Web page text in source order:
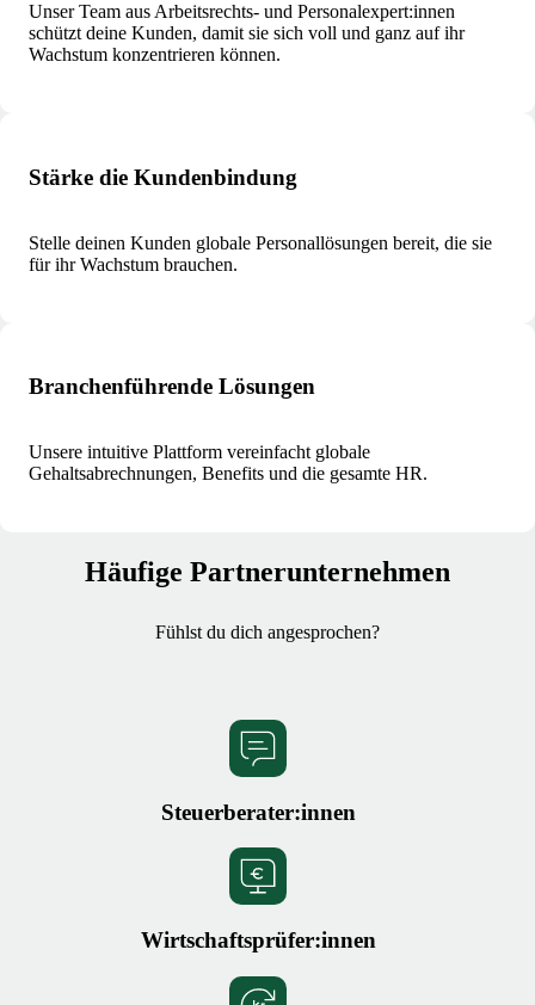
Unser Team aus Arbeitsrechts- und Personalexpert:innen
schützt deine Kunden, damit sie sich voll und ganz auf ihr
Wachstum konzentrieren können.
Stärke die Kundenbindung
Stelle deinen Kunden globale Personallösungen bereit, die sie
für ihr Wachstum brauchen.
Branchenführende Lösungen
Unsere intuitive Plattform vereinfacht globale
Gehaltsabrechnungen, Benefits und die gesamte HR.
Häufige Partnerunternehmen
Fühlst du dich angesprochen?
Steuerberater:innen
Wirtschaftsprüfer:innen